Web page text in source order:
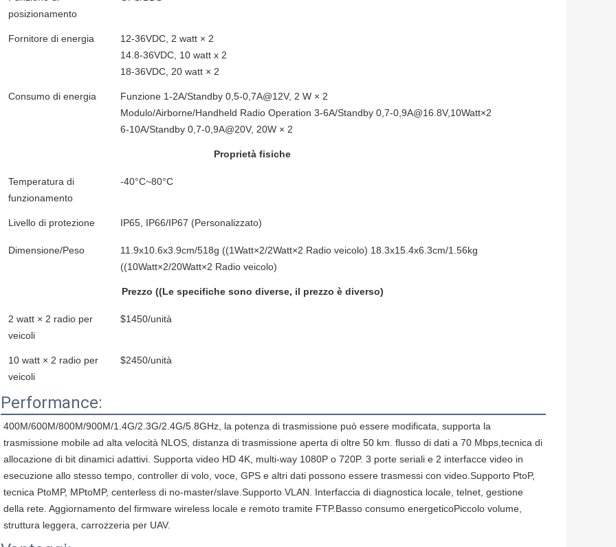
posizionamento
Fornitore di energia
12-36VDC, 2 watt × 2
14.8-36VDC, 10 watt x 2
18-36VDC, 20 watt × 2
Consumo di energia
Funzione 1-2A/Standby 0,5-0,7A@12V, 2 W × 2
Modulo/Airborne/Handheld Radio Operation 3-6A/Standby 0,7-0,9A@16.8V,10Watt×2
6-10A/Standby 0,7-0,9A@20V, 20W × 2
Proprietà fisiche
Temperatura di
funzionamento
-40°C~80°C
Livello di protezione IP65, IP66/IP67 (Personalizzato)
Dimensione/Peso
11.9x10.6x3.9cm/518g ((1Watt×2/2Watt×2 Radio veicolo) 18.3x15.4x6.3cm/1.56kg
((10Watt×2/20Watt×2 Radio veicolo)
Prezzo ((Le specifiche sono diverse, il prezzo è diverso)
2 watt × 2 radio per
veicoli
$1450/unità
10 watt × 2 radio per
veicoli
$2450/unità
Performance:
400M/600M/800M/900M/1.4G/2.3G/2.4G/5.8GHz, la potenza di trasmissione può essere modificata, supporta la
trasmissione mobile ad alta velocità NLOS, distanza di trasmissione aperta di oltre 50 km. flusso di dati a 70 Mbps,tecnica di
allocazione di bit dinamici adattivi. Supporta video HD 4K, multi-way 1080P o 720P. 3 porte seriali e 2 interfacce video in
esecuzione allo stesso tempo, controller di volo, voce, GPS e altri dati possono essere trasmessi con video.Supporto PtoP,
tecnica PtoMP, MPtoMP, centerless di no-master/slave.Supporto VLAN. Interfaccia di diagnostica locale, telnet, gestione
della rete. Aggiornamento del firmware wireless locale e remoto tramite FTP.Basso consumo energeticoPiccolo volume,
struttura leggera, carrozzeria per UAV.